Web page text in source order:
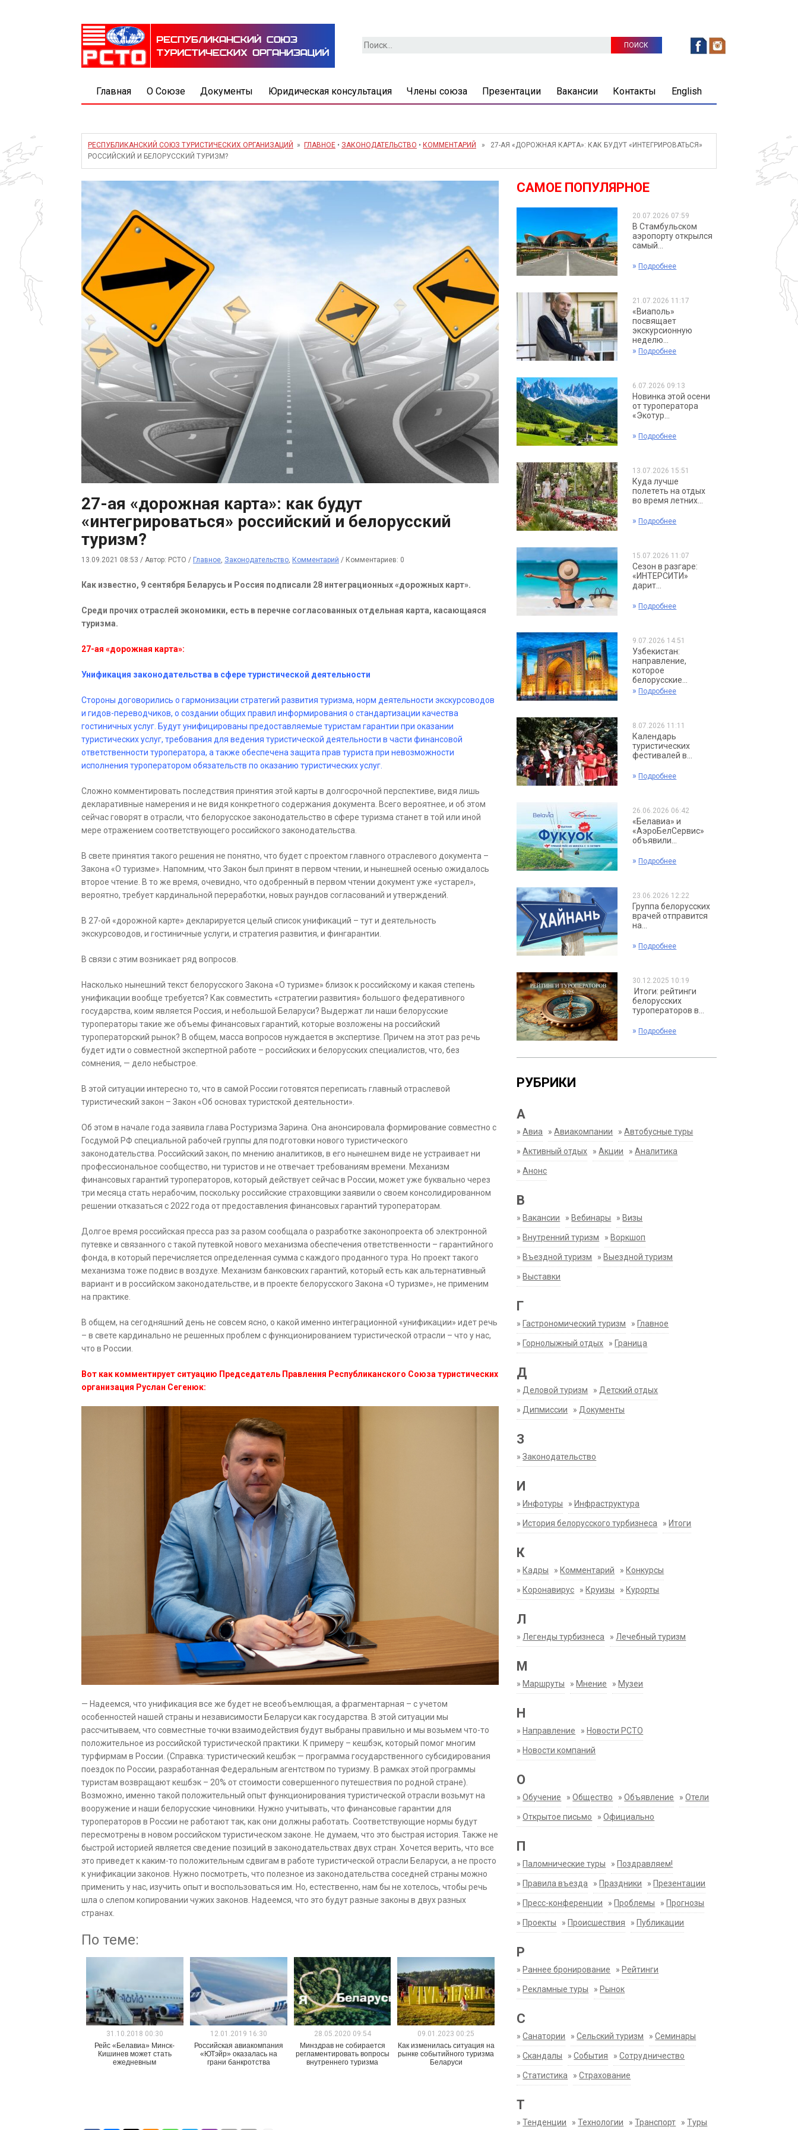
Найти:
Главная О Союзе Документы Юридическая консультация Члены союза Презентации Вакансии Контакты English
РЕСПУБЛИКАНСКИЙ СОЮЗ ТУРИСТИЧЕСКИХ ОРГАНИЗАЦИЙ » ГЛАВНОЕ • ЗАКОНОДАТЕЛЬСТВО • КОММЕНТАРИЙ
» 27-АЯ «ДОРОЖНАЯ КАРТА»: КАК БУДУТ «ИНТЕГРИРОВАТЬСЯ»
РОССИЙСКИЙ И БЕЛОРУССКИЙ ТУРИЗМ?
27-ая «дорожная карта»: как будут
«интегрироваться» российский и белорусский
туризм?
13.09.2021 08:53 / Автор: РСТО / Главное, Законодательство, Комментарий / Комментариев: 0
Как известно, 9 сентября Беларусь и Россия подписали 28 интеграционных «дорожных карт».
Среди прочих отраслей экономики, есть в перечне согласованных отдельная карта, касающаяся
туризма.
27-ая «дорожная карта»:
Унификация законодательства в сфере туристической деятельности
Стороны договорились о гармонизации стратегий развития туризма, норм деятельности экскурсоводов
и гидов-переводчиков, о создании общих правил информирования о стандартизации качества
гостиничных услуг. Будут унифицированы предоставляемые туристам гарантии при оказании
туристических услуг, требования для ведения туристической деятельности в части финансовой
ответственности туроператора, а также обеспечена защита прав туриста при невозможности
исполнения туроператором обязательств по оказанию туристических услуг.
Сложно комментировать последствия принятия этой карты в долгосрочной перспективе, видя лишь
декларативные намерения и не видя конкретного содержания документа. Всего вероятнее, и об этом
сейчас говорят в отрасли, что белорусское законодательство в сфере туризма станет в той или иной
мере отражением соответствующего российского законодательства.
В свете принятия такого решения не понятно, что будет с проектом главного отраслевого документа –
Закона «О туризме». Напомним, что Закон был принят в первом чтении, и нынешней осенью ожидалось
второе чтение. В то же время, очевидно, что одобренный в первом чтении документ уже «устарел»,
вероятно, требует кардинальной переработки, новых раундов согласований и утверждений.
В 27-ой «дорожной карте» декларируется целый список унификаций – тут и деятельность
экскурсоводов, и гостиничные услуги, и стратегия развития, и фингарантии.
В связи с этим возникает ряд вопросов.
Насколько нынешний текст белорусского Закона «О туризме» близок к российскому и какая степень
унификации вообще требуется? Как совместить «стратегии развития» большого федеративного
государства, коим является Россия, и небольшой Беларуси? Выдержат ли наши белорусские
туроператоры такие же объемы финансовых гарантий, которые возложены на российский
туроператорский рынок? В общем, масса вопросов нуждается в экспертизе. Причем на этот раз речь
будет идти о совместной экспертной работе – российских и белорусских специалистов, что, без
сомнения, — дело небыстрое.
В этой ситуации интересно то, что в самой России готовятся переписать главный отраслевой
туристический закон – Закон «Об основах туристской деятельности».
Об этом в начале года заявила глава Ростуризма Зарина. Она анонсировала формирование совместно с
Госдумой РФ специальной рабочей группы для подготовки нового туристического
законодательства. Российский закон, по мнению аналитиков, в его нынешнем виде не устраивает ни
профессиональное сообщество, ни туристов и не отвечает требованиям времени. Механизм
финансовых гарантий туроператоров, который действует сейчас в России, может уже буквально через
три месяца стать нерабочим, поскольку российские страховщики заявили о своем консолидированном
решении отказаться с 2022 года от предоставления финансовых гарантий туроператорам.
Долгое время российская пресса раз за разом сообщала о разработке законопроекта об электронной
путевке и связанного с такой путевкой нового механизма обеспечения ответственности – гарантийного
фонда, в который перечисляется определенная сумма с каждого проданного тура. Но проект такого
механизма тоже подвис в воздухе. Механизм банковских гарантий, который есть как альтернативный
вариант и в российском законодательстве, и в проекте белорусского Закона «О туризме», не применим
на практике.
В общем, на сегодняшний день не совсем ясно, о какой именно интеграционной «унификации» идет речь
– в свете кардинально не решенных проблем с функционированием туристической отрасли – что у нас,
что в России.
Вот как комментирует ситуацию Председатель Правления Республиканского Союза туристических
организация Руслан Сегенюк:
— Надеемся, что унификация все же будет не всеобъемлющая, а фрагментарная – с учетом
особенностей нашей страны и независимости Беларуси как государства. В этой ситуации мы
рассчитываем, что совместные точки взаимодействия будут выбраны правильно и мы возьмем что-то
положительное из российской туристической практики. К примеру – кешбэк, который помог многим
турфирмам в России. (Справка: туристический кешбэк — программа государственного субсидирования
поездок по России, разработанная Федеральным агентством по туризму. В рамках этой программы
туристам возвращают кешбэк – 20% от стоимости совершенного путешествия по родной стране).
Возможно, именно такой положительный опыт функционирования туристической отрасли возьмут на
вооружение и наши белорусские чиновники. Нужно учитывать, что финансовые гарантии для
туроператоров в России не работают так, как они должны работать. Соответствующие нормы будут
пересмотрены в новом российском туристическом законе. Не думаем, что это быстрая история. Также не
быстрой историей является сведение позиций в законодательствах двух стран. Хочется верить, что все
это приведет к каким-то положительным сдвигам в работе туристической отрасли Беларуси, а не просто
к унификации законов. Нужно посмотреть, что полезное из законодательства соседней страны можно
применить у нас, изучить опыт и воспользоваться им. Но, естественно, нам бы не хотелось, чтобы речь
шла о слепом копировании чужих законов. Надеемся, что это будут разные законы в двух разных
странах.
По теме:
31.10.2018 00:30
Рейс «Белавиа» Минск-
Кишинев может стать
ежедневным
12.01.2019 16:30
Российская авиакомпания
«ЮТэйр» оказалась на
грани банкротства
28.05.2020 09:54
Минздрав не собирается
регламентировать вопросы
внутреннего туризма
09.01.2023 00:25
Как изменилась ситуация на
рынке событийного туризма
Беларуси
САМОЕ ПОПУЛЯРНОЕ
20.07.2026 07:59
В Стамбульском
аэропорту открылся
самый...
» Подробнее
21.07.2026 11:17
«Виаполь»
посвящает
экскурсионную
неделю...
» Подробнее
6.07.2026 09:13
Новинка этой осени
от туроператора
«Экотур...
» Подробнее
13.07.2026 15:51
Куда лучше
полететь на отдых
во время летних...
» Подробнее
15.07.2026 11:07
Сезон в разгаре:
«ИНТЕРСИТИ»
дарит...
» Подробнее
9.07.2026 14:51
Узбекистан:
направление,
которое
белорусские...
» Подробнее
8.07.2026 11:11
Календарь
туристических
фестивалей в...
» Подробнее
26.06.2026 06:42
«Белавиа» и
«АэроБелСервис»
объявили...
» Подробнее
23.06.2026 12:22
Группа белорусских
врачей отправится
на...
» Подробнее
30.12.2025 10:19
Итоги: рейтинги
белорусских
туроператоров в...
» Подробнее
РУБРИКИ
А
»Авиа »Авиакомпании »Автобусные туры
»Активный отдых »Акции »Аналитика
»Анонс
В
» Вакансии » Вебинары » Визы
» Внутренний туризм » Воркшоп
» Въездной туризм » Выездной туризм
» Выставки
Г
» Гастрономический туризм » Главное
» Горнолыжный отдых » Граница
Д
» Деловой туризм » Детский отдых
» Дипмиссии » Документы
З
»Законодательство
И
» Инфотуры » Инфраструктура
» История белорусского турбизнеса » Итоги
К
» Кадры » Комментарий » Конкурсы
» Коронавирус » Круизы » Курорты
Л
» Легенды турбизнеса » Лечебный туризм
М
» Маршруты » Мнение » Музеи
Н
» Направление » Новости РСТО
» Новости компаний
О
»Обучение »Общество »Объявление »Отели
»Открытое письмо »Официально
П
» Паломнические туры » Поздравляем!
» Правила въезда » Праздники » Презентации
» Пресс-конференции » Проблемы » Прогнозы
» Проекты » Происшествия » Публикации
Р
» Раннее бронирование » Рейтинги
» Рекламные туры » Рынок
С
»Санатории »Сельский туризм »Семинары
»Скандалы »События »Сотрудничество
»Статистика »Страхование
Т
»Тенденции »Технологии »Транспорт »Туры